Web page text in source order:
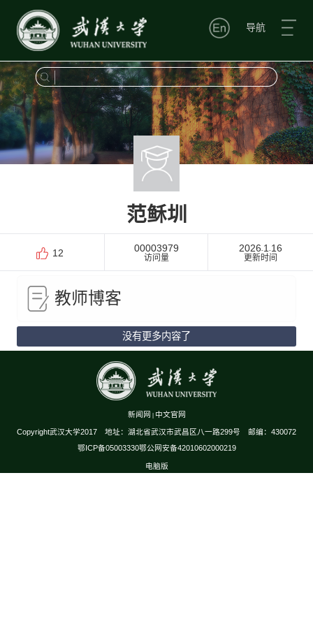
导航
范稣圳
12 00003979
访问量
2026-1-16
更新时间
教师博客
没有更多内容了
新闻网 | 中文官网
Copyright武汉大学2017 地址：湖北省武汉市武昌区八一路299号 邮编：430072
鄂ICP备05003330鄂公网安备42010602000219
电脑版